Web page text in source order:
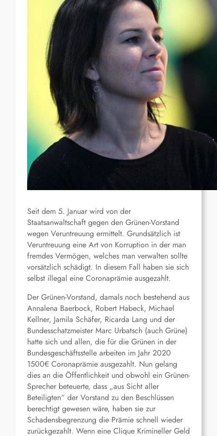
Seit dem 5. Januar wird von der
Staatsanwaltschaft gegen den Grünen-Vorstand
wegen Veruntreuung ermittelt. Grundsätzlich ist
Veruntreuung eine Art von Korruption in der man
fremdes Vermögen, welches man verwalten sollte
vorsätzlich schädigt. In diesem Fall haben sie sich
selbst illegal eine Coronaprämie ausgezahlt.
Der Grünen-Vorstand, damals noch bestehend aus
Annalena Baerbock, Robert Habeck, Michael
Kellner, Jamila Schäfer, Ricarda Lang und der
Bundesschatzmeister Marc Urbatsch (auch Grüne)
hatte sich und allen, die für die Grünen in der
Bundesgeschäftsstelle arbeiten im Jahr 2020
1500€ Coronaprämie ausgezahlt. Nun gelang
dies an die Öffentlichkeit und obwohl ein Grünen-
Sprecher beteuerte, dass „aus Sicht aller
Beteiligten“ der Vorstand zu den Beschlüssen
berechtigt gewesen wäre, haben sie zur
Schadensbegrenzung die Prämie schnell wieder
zurückgezahlt. Wenn eine Clique Krimineller Geld